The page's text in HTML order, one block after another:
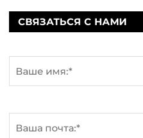
СВЯЗАТЬСЯ С НАМИ